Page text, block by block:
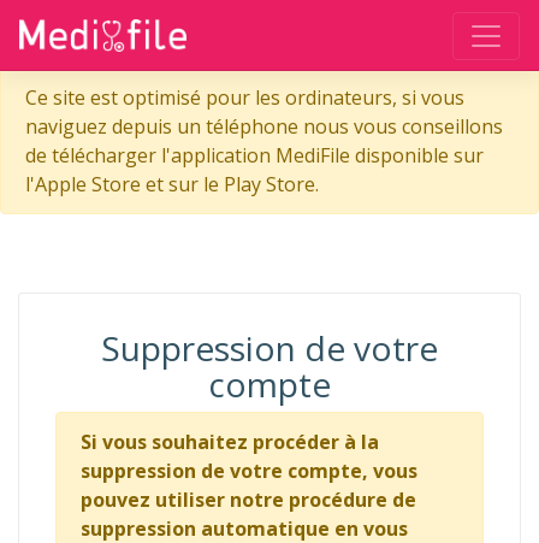
Ce site est optimisé pour les ordinateurs, si vous
naviguez depuis un téléphone nous vous conseillons
de télécharger l'application MediFile disponible sur
l'Apple Store et sur le Play Store.
Suppression de votre
compte
Si vous souhaitez procéder à la
suppression de votre compte, vous
pouvez utiliser notre procédure de
suppression automatique en vous